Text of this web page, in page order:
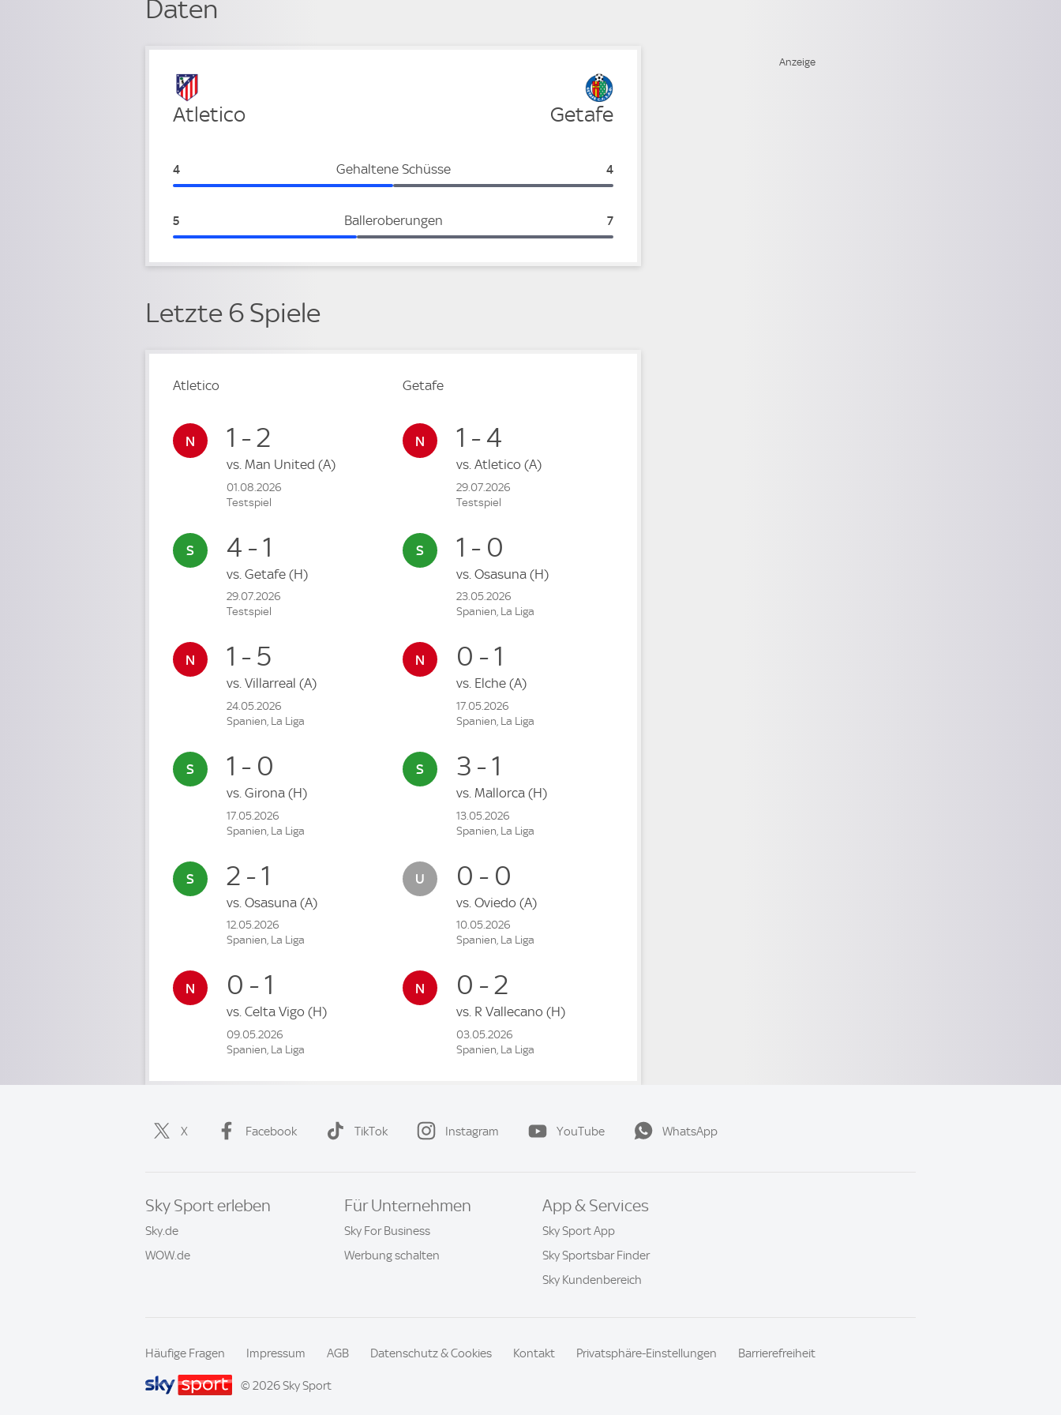
Daten
Verteidigung
Atletico Getafe
Gehaltene Schüsse
Atletico:
4 Getafe:
4
Balleroberungen
Atletico:
5 Getafe:
7
Letzte 6 Spiele
Atletico
1 - 2
vs. Man United (A)
01.08.2026
Testspiel
4 - 1
vs. Getafe (H)
29.07.2026
Testspiel
1 - 5
vs. Villarreal (A)
24.05.2026
Spanien, La Liga
1 - 0
vs. Girona (H)
17.05.2026
Spanien, La Liga
2 - 1
vs. Osasuna (A)
12.05.2026
Spanien, La Liga
0 - 1
vs. Celta Vigo (H)
09.05.2026
Spanien, La Liga
Getafe
1 - 4
vs. Atletico (A)
29.07.2026
Testspiel
1 - 0
vs. Osasuna (H)
23.05.2026
Spanien, La Liga
0 - 1
vs. Elche (A)
17.05.2026
Spanien, La Liga
3 - 1
vs. Mallorca (H)
13.05.2026
Spanien, La Liga
0 - 0
vs. Oviedo (A)
10.05.2026
Spanien, La Liga
0 - 2
vs. R Vallecano (H)
03.05.2026
Spanien, La Liga
X Facebook TikTok Instagram YouTube WhatsApp
Sky Sport erleben
Sky.de
WOW.de
Für Unternehmen
Sky For Business
Werbung schalten
App & Services
Sky Sport App
Sky Sportsbar Finder
Sky Kundenbereich
Häufige Fragen Impressum AGB Datenschutz & Cookies Kontakt Privatsphäre-Einstellungen Barrierefreiheit
© 2026 Sky Sport